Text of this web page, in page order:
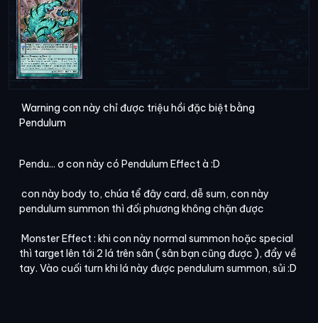
Warning con này chỉ được triệu hồi đặc biệt bằng
Pendulum
Pendu... ơ con này có Pendulum Effect à :D
con này body to, chúa tể đây card, dễ sum, con này
pendulum summon thì đối phương không chặn được
Monster Effect : khi con này normal summon hoặc special
thì target lên tới 2 lá trên sân ( sân bạn cũng được ), đẩy về
tay. Vào cuối turn khi lá này được pendulum summon, sủi :D